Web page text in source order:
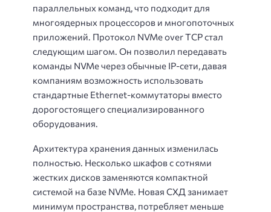
параллельных команд, что подходит для
многоядерных процессоров и многопоточных
приложений. Протокол NVMe over TCP стал
следующим шагом. Он позволил передавать
команды NVMe через обычные IP-сети, давая
компаниям возможность использовать
стандартные Ethernet-коммутаторы вместо
дорогостоящего специализированного
оборудования.
Архитектура хранения данных изменилась
полностью. Несколько шкафов с сотнями
жестких дисков заменяются компактной
системой на базе NVMe. Новая СХД занимает
минимум пространства, потребляет меньше